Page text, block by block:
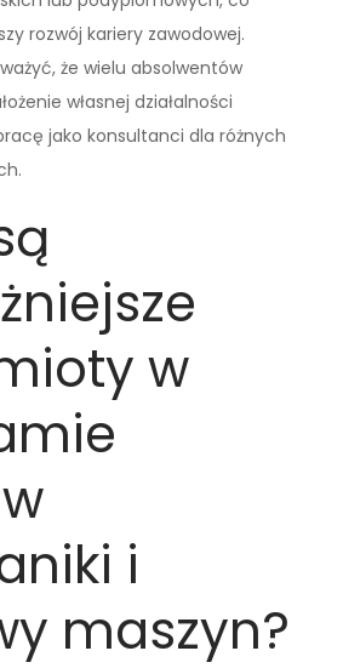
rozwój kariery zawodowej.
że wielu absolwentów
własnej działalności
jako konsultanci dla różnych
w
i
maszyn?